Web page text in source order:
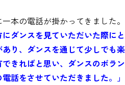
本の電話が掛かってきました。
にダンスを見ていただいた際にと
り、ダンスを通じて少しでも楽
きればと思い、ダンスのボラン
話をさせていただきました。」